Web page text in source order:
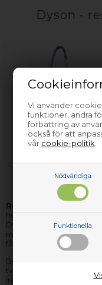
Vi använder
funktioner, andra
förbättring av
också för att
vår cookie-politik
Nödvändiga
Funktionella
Dyson -
Dammsugare
Dyson
Reservdelar och
hos Nettoparts. Vi har
Dyson apparater, och de
mesta få hem, så
få dagar på leveransen.
Behöver du hjälp til att
tveka inte med att
information som möjligt